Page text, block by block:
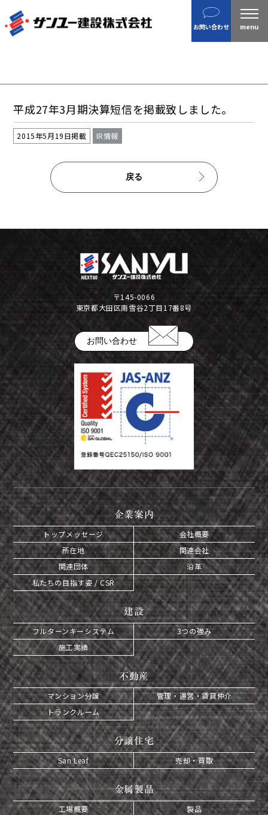
お問い合わせ
建設
企業案内
沿革
株主総会招集通知など
株式インフォメーション
学生の皆さまへ
会社の特徴
建設部門の協力会社のみなさまへ
（請求書関係はコチラ）
金属製品部門(埼玉金属工場)
（請求書用紙ダウンロードはコチラ）
会社案内ダウンロード（PDF）
平成27年3月期決算短信を掲載致しました。
2015年5月19日掲載 IR情報
戻る
〒145-0066
東京都大田区南雪谷2丁目17番8号
お問い合わせ
企業案内
トップメッセージ
会社概要
所在地
関連会社
関連団体
沿革
私たちの目指す姿 / CSR
建設
フルターンキーシステム
3つの強み
施工実績
不動産
マンション分譲
管理・運営・賃貸仲介
トランクルーム
分譲住宅
San Leaf 売却・買取
金属製品
工場概要
製品